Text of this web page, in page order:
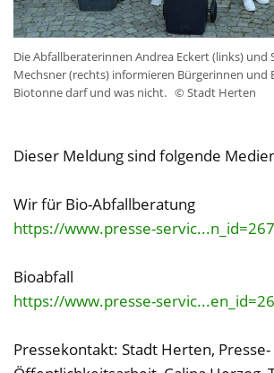
Die Abfallberaterinnen Andrea Eckert (links) und
Mechsner (rechts) informieren Bürgerinnen und
Biotonne darf und was nicht. © Stadt Herten
Dieser Meldung sind folgende
Wir für Bio-Abfallberatung
https://www.presse-
Bioabfall
https://www.presse-
Pressekontakt: Stadt Herten, Presse-